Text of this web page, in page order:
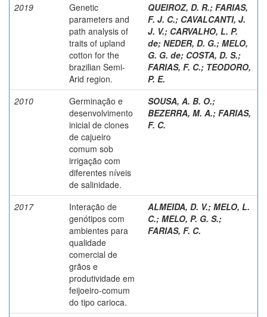
2019
Genetic
parameters and
path analysis of
traits of upland
cotton for the
brazilian Semi-
Arid region.
QUEIROZ, D. R.; FARIAS,
F. J. C.; CAVALCANTI, J.
J. V.; CARVALHO, L. P.
de; NEDER, D. G.; MELO,
G. G. de; COSTA, D. S.;
FARIAS, F. C.; TEODORO,
P. E.
2010
Germinação e
desenvolvimento
inicial de clones
de cajueiro
comum sob
irrigação com
diferentes níveis
de salinidade.
SOUSA, A. B. O.;
BEZERRA, M. A.; FARIAS,
F. C.
2017
Interação de
genótipos com
ambientes para
qualidade
comercial de
grãos e
produtividade em
feijoeiro-comum
do tipo carioca.
ALMEIDA, D. V.; MELO, L.
C.; MELO, P. G. S.;
FARIAS, F. C.